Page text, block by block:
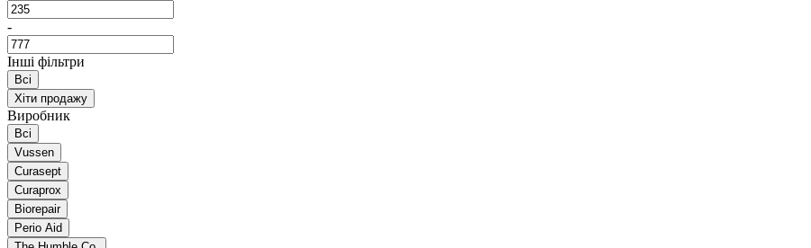
-
Інші фільтри
Всі
Хіти продажу
Виробник
Всі
Vussen
Curasept
Curaprox
Biorepair
Perio Aid